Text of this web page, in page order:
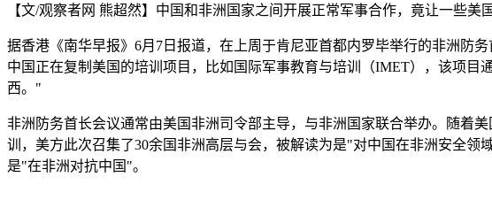
【文/观察者网 熊超然】中国和非洲国家之间开展正常军事合作，竟让一些美
据香港《南华早报》6月7日报道，在上周于肯尼亚首都内罗毕举行的非洲防
中国正在复制美国的培训项目，比如国际军事教育与培训（IMET），该项
西。"
非洲防务首长会议通常由美国非洲司令部主导，与非洲国家联合举办。随着
训，美方此次召集了30余国非洲高层与会，被解读为是"对中国在非洲安全
是"在非洲对抗中国"。